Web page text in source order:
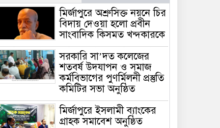
মির্জাপুরে অশ্রুসিক্ত নয়নে চির
বিদায় দেওয়া হলো প্রবীন
সাংবাদিক কিসমত খন্দকারকে
সরকারি সা’দত কলেজের
শতবর্ষ উদযাপন ও সমাজ
কর্মবিভাগের পুণর্মিলনী প্রস্তুতি
কমিটির সভা অনুষ্ঠিত
মির্জাপুরে ইসলামী ব্যাংকের
গ্রাহক সমাবেশ অনুষ্ঠিত